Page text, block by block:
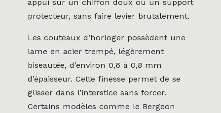
appui sur un chiffon doux ou un support
protecteur, sans faire levier brutalement.
Les couteaux d’horloger possèdent une
lame en acier trempé, légèrement
biseautée, d’environ 0,6 à 0,8 mm
d’épaisseur. Cette finesse permet de se
glisser dans l’interstice sans forcer.
Certains modèles comme le Bergeon